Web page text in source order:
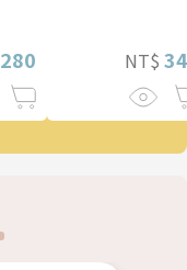
280 NT$